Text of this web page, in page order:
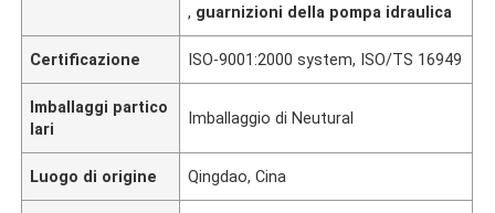
, guarnizioni della pompa idraulica
Certificazione ISO-9001:2000 system, ISO/TS 16949
Imballaggi partico
lari
Imballaggio di Neutural
Luogo di origine Qingdao, Cina